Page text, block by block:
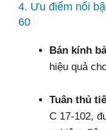
4. Ưu điểm nổi
60
Bán kính
hiệu quả
Tuân thủ
C 17-102,